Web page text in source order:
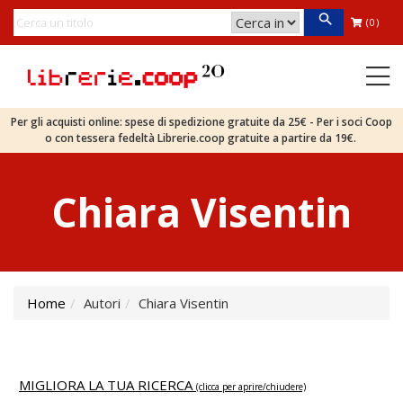
(0)
Per gli acquisti online: spese di spedizione gratuite da 25€ - Per i soci Coop
o con tessera fedeltà Librerie.coop gratuite a partire da 19€.
Chiara Visentin
Home Autori Chiara Visentin
MIGLIORA LA TUA RICERCA (clicca per aprire/chiudere)